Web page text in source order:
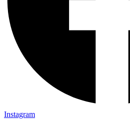
Instagram